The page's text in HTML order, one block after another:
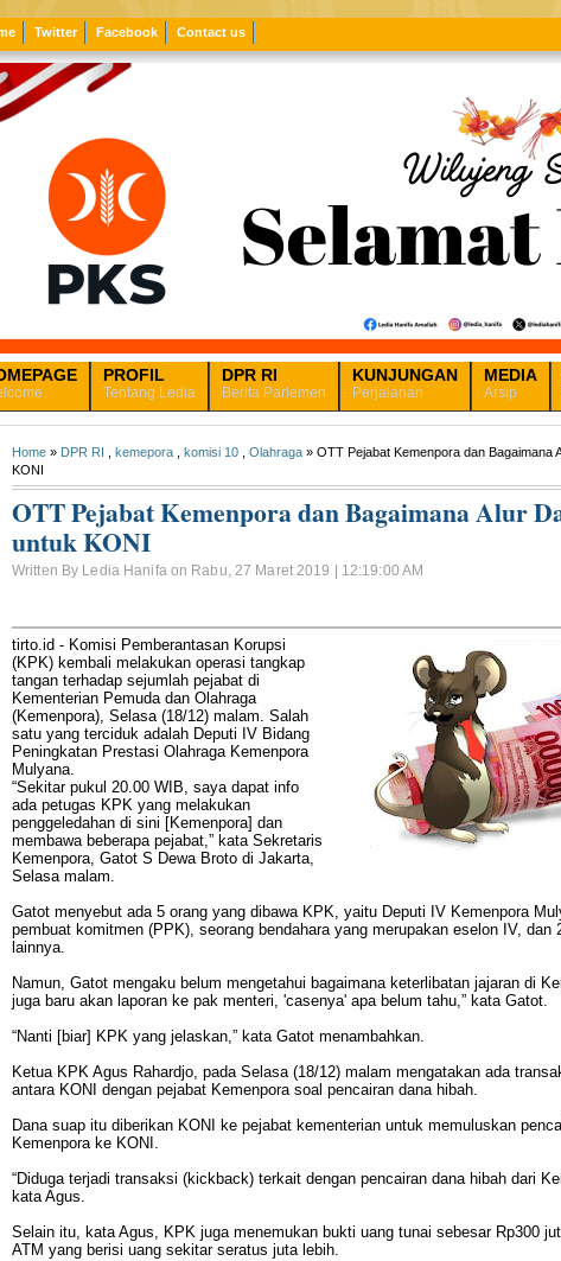
Twitter Facebook Contact us
PROFIL
Tentang Ledia
DPR RI
Berita Parlemen
KUNJUNGAN
Perjalanan
MEDIA
Arsip
Home » DPR RI kemepora komisi 10 Olahraga » OTT Pejabat Kemenpora dan Bagaimana
KONI
OTT Pejabat Kemenpora dan Bagaimana Alur
untuk KONI
Written By Ledia Hanifa on Rabu, 27 Maret 2019 | 12:19:00 AM
tirto.id - Komisi Pemberantasan Korupsi
(KPK) kembali melakukan operasi tangkap
tangan terhadap sejumlah pejabat di
Kementerian Pemuda dan Olahraga
(Kemenpora), Selasa (18/12) malam. Salah
satu yang terciduk adalah Deputi IV Bidang
Peningkatan Prestasi Olahraga Kemenpora
Mulyana.
“Sekitar pukul 20.00 WIB, saya dapat info
ada petugas KPK yang melakukan
penggeledahan di sini [Kemenpora] dan
membawa beberapa pejabat,” kata Sekretaris
Kemenpora, Gatot S Dewa Broto di Jakarta,
Selasa malam.
Gatot menyebut ada 5 orang yang dibawa KPK, yaitu Deputi IV Kemenpora
pembuat komitmen (PPK), seorang bendahara yang merupakan eselon IV, dan
lainnya.
Namun, Gatot mengaku belum mengetahui bagaimana keterlibatan jajaran di
juga baru akan laporan ke pak menteri, 'casenya' apa belum tahu,” kata Gatot.
“Nanti [biar] KPK yang jelaskan,” kata Gatot menambahkan.
Ketua KPK Agus Rahardjo, pada Selasa (18/12) malam mengatakan ada
antara KONI dengan pejabat Kemenpora soal pencairan dana hibah.
Dana suap itu diberikan KONI ke pejabat kementerian untuk memuluskan
Kemenpora ke KONI.
“Diduga terjadi transaksi (kickback) terkait dengan pencairan dana hibah dari
kata Agus.
Selain itu, kata Agus, KPK juga menemukan bukti uang tunai sebesar Rp300
ATM yang berisi uang sekitar seratus juta lebih.